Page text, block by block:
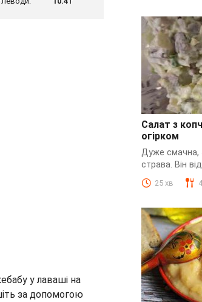
у лаваші на
за допомогою
З куркою
Салат з
огірком
Дуже смачна,
страва. Він
25 хв 4